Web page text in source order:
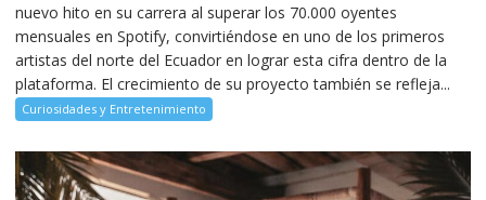
nuevo hito en su carrera al superar los 70.000 oyentes
mensuales en Spotify, convirtiéndose en uno de los primeros
artistas del norte del Ecuador en lograr esta cifra dentro de la
plataforma. El crecimiento de su proyecto también se refleja...
Curiosidades y Entretenimiento